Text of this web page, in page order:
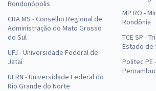
Rondonópolis
CRA MS - Conselho Regional de
Administração do Mato Grosso
do Sul
UFJ - Universidade Federal de
Jataí
UFRN - Universidade Federal do
Rio Grande do Norte
MP RO -
Rondônia
TCE SP -
Estado de
Politec PE